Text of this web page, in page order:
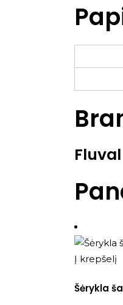
Fluval
Į krepšelį
Šėrykla